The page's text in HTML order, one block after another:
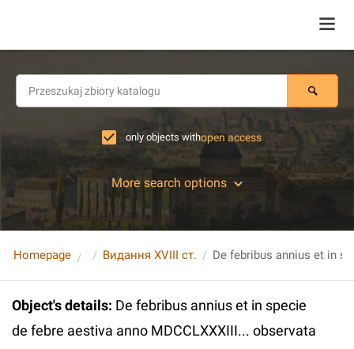
only objects withopen access
More search options
Homepage Видання XVIII ст.
Object's details: De febribus annius et in specie
de febre aestiva anno MDCCLXXXIII... observata